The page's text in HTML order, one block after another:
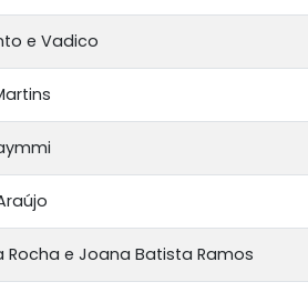
e Vadico
Rocha e Joana Batista Ramos